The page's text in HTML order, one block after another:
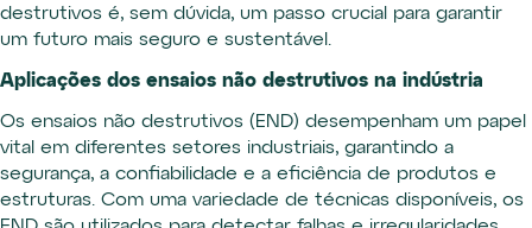
destrutivos é, sem dúvida, um passo crucial para garantir
um futuro mais seguro e sustentável.
Aplicações dos ensaios não destrutivos na indústria
Os ensaios não destrutivos (END) desempenham um papel
vital em diferentes setores industriais, garantindo a
segurança, a confiabilidade e a eficiência de produtos e
estruturas. Com uma variedade de técnicas disponíveis, os